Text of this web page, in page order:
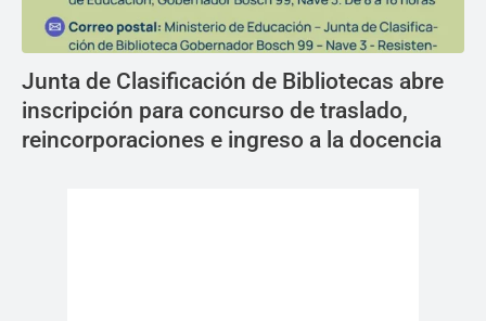
Junta de Clasificación de Bibliotecas abre
inscripción para concurso de traslado,
reincorporaciones e ingreso a la docencia